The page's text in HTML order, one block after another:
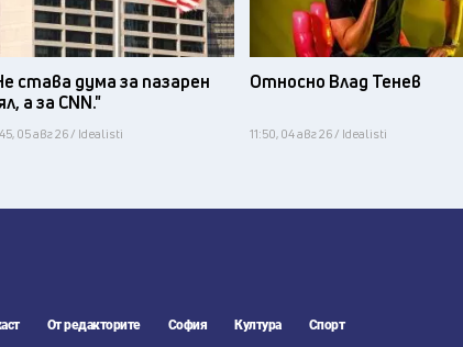
става дума за пазарен
а за CNN."
05 авг 26 / Idealisti
Относно Влад Тенев
11:50, 04 авг 26 / Idealisti
От редакторите София Култура
Спорт